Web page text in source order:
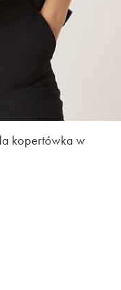
kopertówka w
zł (0%). Było